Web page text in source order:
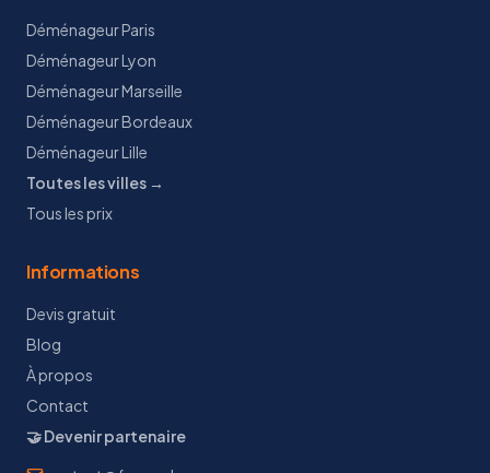
Déménageur Paris
Déménageur Lyon
Déménageur Marseille
Déménageur Bordeaux
Déménageur Lille
Toutes les villes →
Tous les prix
Informations
Devis gratuit
Blog
À propos
Contact
🤝 Devenir partenaire